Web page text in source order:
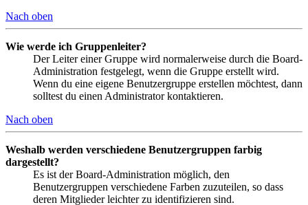
Nach oben
Wie werde ich Gruppenleiter?
Der Leiter einer Gruppe wird normalerweise durch die Board-
Administration festgelegt, wenn die Gruppe erstellt wird.
Wenn du eine eigene Benutzergruppe erstellen möchtest, dann
solltest du einen Administrator kontaktieren.
Nach oben
Weshalb werden verschiedene Benutzergruppen farbig
dargestellt?
Es ist der Board-Administration möglich, den
Benutzergruppen verschiedene Farben zuzuteilen, so dass
deren Mitglieder leichter zu identifizieren sind.